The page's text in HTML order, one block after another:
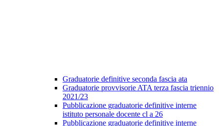
Graduatorie definitive seconda fascia ata
Graduatorie provvisorie ATA terza fascia triennio
2021/23
Pubblicazione graduatorie definitive interne
istituto personale docente cl a 26
Pubblicazione graduatorie definitive interne